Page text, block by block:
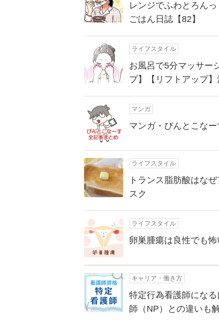
レンジでふわとろん
ごはん日誌【82】
ライフスタイル
お風呂で5分マッサー
プ】【リフトアップ】
マンガ
マンガ・ぴんとこな
ライフスタイル
トランス脂肪酸はな
スク
ライフスタイル
卵巣腫瘍は良性でも
キャリア・働き方
特定行為看護師にな
師（NP）との違いも